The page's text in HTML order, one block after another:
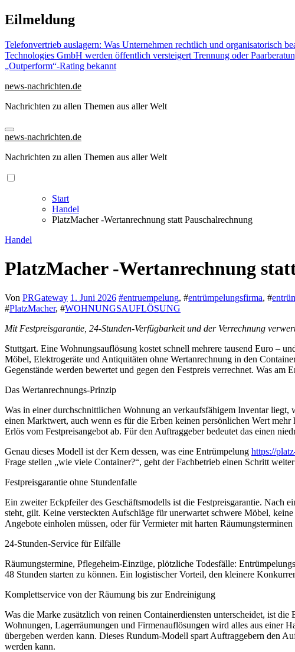
Zu
Inhalten
Eilmeldung
Telefonvertrieb auslagern: Was Unternehmen rechtlich und organisatorisch
Technologies GmbH werden öffentlich versteigert Trennung oder
„Outperform“-Rating bekannt
news-nachrichten.de
Nachrichten zu allen Themen aus aller Welt
news-nachrichten.de
Nachrichten zu allen Themen aus aller Welt
Start
Handel
PlatzMacher -Wertanrechnung statt Pauschalrechnung
Handel
PlatzMacher -Wertanrechnung
Von PRGateway 1. Juni 2026 #entruempelung, #entrümpelungsfirma, #
#PlatzMacher, #WOHNUNGSAUFLÖSUNG
Mit Festpreisgarantie, 24-Stunden-Verfügbarkeit und der Verrechnung
Stuttgart. Eine Wohnungsauflösung kostet schnell mehrere tausend Euro –
Möbel, Elektrogeräte und Antiquitäten ohne Wertanrechnung in den
Gegenstände werden bewertet und gegen den Festpreis verrechnet. Was
Das Wertanrechnungs-Prinzip
Was in einer durchschnittlichen Wohnung an verkaufsfähigem Inventar
einen Marktwert, auch wenn es für die Erben keinen persönlichen Wert
Erlös vom Festpreisangebot ab. Für den Auftraggeber bedeutet das einen
Genau dieses Modell ist der Kern dessen, was eine Entrümpelung https://
Frage stellen „wie viele Container?“, geht der Fachbetrieb einen Schritt
Festpreisgarantie ohne Stundenfalle
Ein zweiter Eckpfeiler des Geschäftsmodells ist die Festpreisgarantie. Nach
steht, gilt. Keine versteckten Aufschläge für unerwartet schwere Möbel,
Angebote einholen müssen, oder für Vermieter mit harten
24-Stunden-Service für Eilfälle
Räumungstermine, Pflegeheim-Einzüge, plötzliche Todesfälle:
48 Stunden starten zu können. Ein logistischer Vorteil, den kleinere
Komplettservice von der Räumung bis zur Endreinigung
Was die Marke zusätzlich von reinen Containerdiensten unterscheidet, ist
Wohnungen, Lagerräumungen und Firmenauflösungen wird alles aus einer
übergeben werden kann. Dieses Rundum-Modell spart Auftraggebern den
werden kann.